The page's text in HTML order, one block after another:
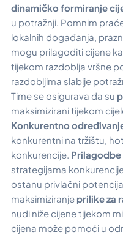
dinamičko formiranje
u potražnji. Pomnim
lokalnih događanja,
mogu prilagoditi cijene
tijekom razdoblja vršne
razdobljima slabije
Time se osigurava da su
maksimizirani tijekom
Konkurentno
konkurentni na tržištu,
konkurencije. Prilagodbe
strategijama
ostanu privlačni
maksimiziranje prilike za
nudi niže cijene tijekom
cijena može pomoći u